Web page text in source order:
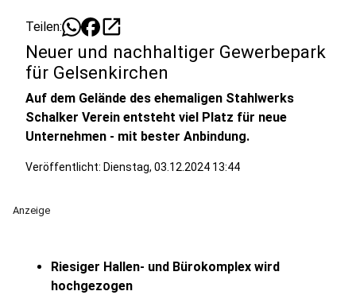
Teilen: open_in_new
Neuer und nachhaltiger Gewerbepark
für Gelsenkirchen
Auf dem Gelände des ehemaligen Stahlwerks
Schalker Verein entsteht viel Platz für neue
Unternehmen - mit bester Anbindung.
Veröffentlicht: Dienstag, 03.12.2024 13:44
Anzeige
Riesiger Hallen- und Bürokomplex wird
hochgezogen